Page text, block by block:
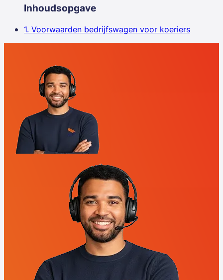
Inhoudsopgave
1. Voorwaarden bedrijfswagen voor koeriers